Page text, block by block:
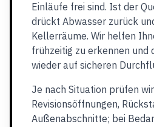
Einläufe frei sind. Ist der
drückt Abwasser zurück
Kellerräume. Wir helfen
frühzeitig zu erkennen und
wieder auf sicheren
Je nach Situation prüfen wir
Revisionsöffnungen,
Außenabschnitte; bei